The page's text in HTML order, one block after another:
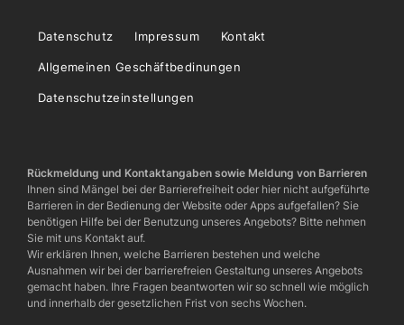
Datenschutz Impressum Kontakt
Allgemeinen Geschäftbedinungen
Datenschutzeinstellungen
Rückmeldung und Kontaktangaben sowie Meldung von Barrieren
Ihnen sind Mängel bei der Barrierefreiheit oder hier nicht aufgeführte
Barrieren in der Bedienung der Website oder Apps aufgefallen? Sie
benötigen Hilfe bei der Benutzung unseres Angebots? Bitte nehmen
Sie mit uns Kontakt auf.
Wir erklären Ihnen, welche Barrieren bestehen und welche
Ausnahmen wir bei der barrierefreien Gestaltung unseres Angebots
gemacht haben. Ihre Fragen beantworten wir so schnell wie möglich
und innerhalb der gesetzlichen Frist von sechs Wochen.